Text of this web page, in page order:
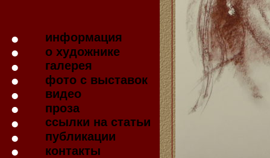
информация
о художнике
галерея
фото с выставок
видео
проза
ссылки на статьи
публикации
контакты